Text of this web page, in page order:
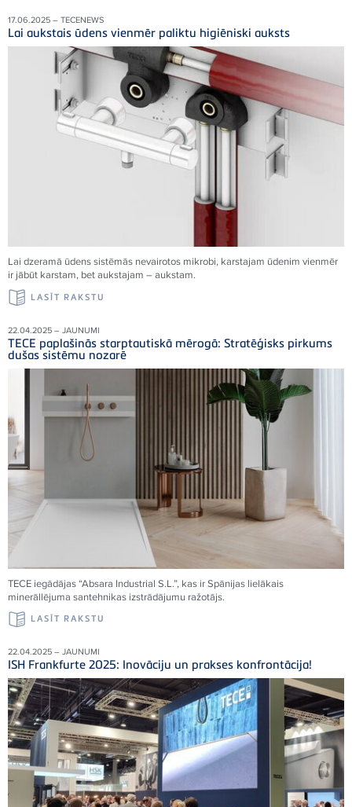
17.06.2025 – TECENEWS
Lai aukstais ūdens vienmēr paliktu higiēniski auksts
Lai dzeramā ūdens sistēmās nevairotos mikrobi, karstajam ūdenim vienmēr
ir jābūt karstam, bet aukstajam – aukstam.
LASĪT RAKSTU
22.04.2025 – JAUNUMI
TECE paplašinās starptautiskā mērogā: Stratēģisks pirkums
dušas sistēmu nozarē
TECE iegādājas “Absara Industrial S.L.”, kas ir Spānijas lielākais
minerāllējuma santehnikas izstrādājumu ražotājs.
LASĪT RAKSTU
22.04.2025 – JAUNUMI
ISH Frankfurte 2025: Inovāciju un prakses konfrontācija!